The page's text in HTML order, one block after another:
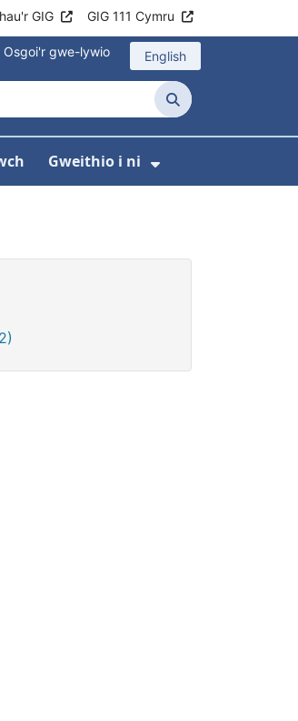
GIG GIG 111 Cymru
Osgoi'r gwe-lywio English
Chwilio
Newyddionar gyfer Amdanom ni
Gweithio i ni
Dangos